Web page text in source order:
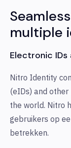
Seamless
multiple
Electronic
Nitro Identity
(eIDs) and
the world. Nitro
gebruikers op
betrekken.